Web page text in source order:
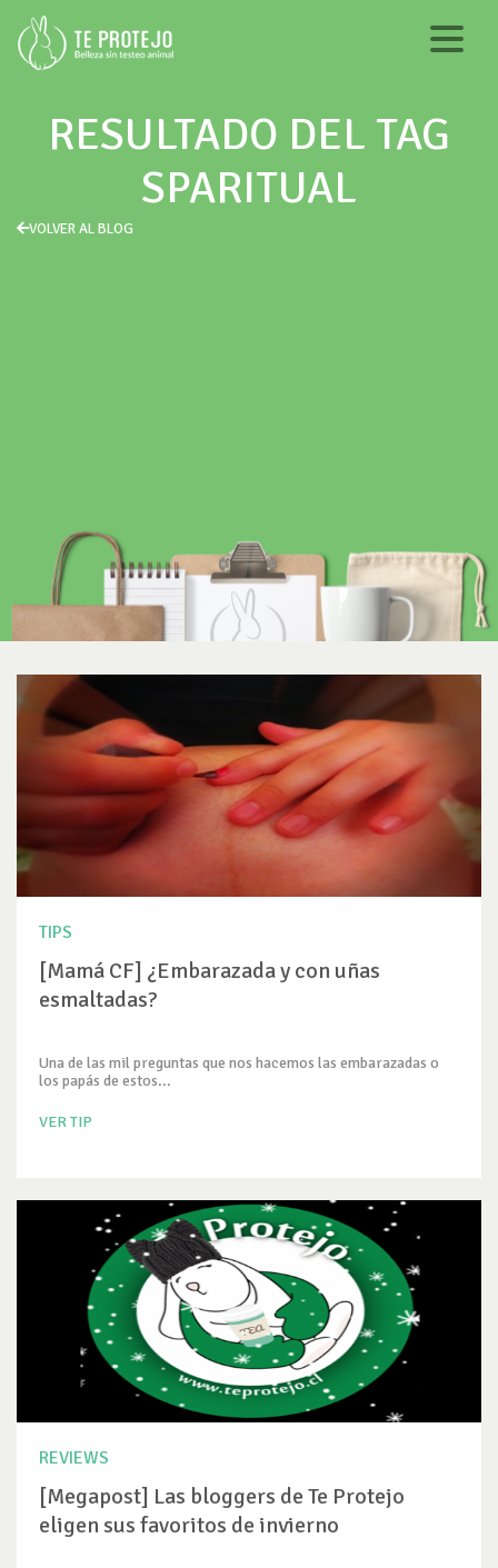
RESULTADO DEL TAG
SPARITUAL
VOLVER AL BLOG
TIPS
[Mamá CF] ¿Embarazada y con uñas
esmaltadas?
Una de las mil preguntas que nos hacemos las embarazadas o
los papás de estos...
VER TIP
REVIEWS
[Megapost] Las bloggers de Te Protejo
eligen sus favoritos de invierno